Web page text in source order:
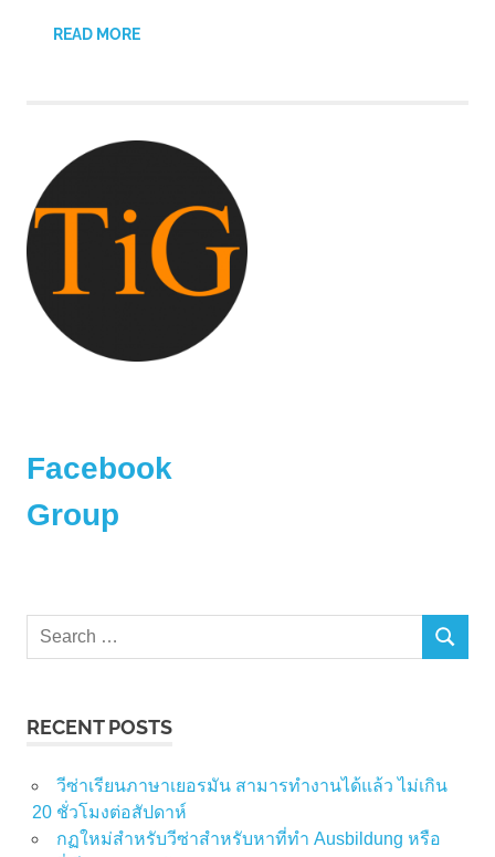
READ MORE
Facebook
Group
Search
SEARCH
RECENT POSTS
วีซ่าเรียนภาษาเยอรมัน สามารทำงานได้แล้ว ไม่เกิน
20 ชั่วโมงต่อสัปดาห์
กฏใหม่สำหรับวีซ่าสำหรับหาที่ทำ Ausbildung หรือ